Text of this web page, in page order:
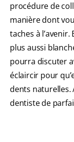
procédure de
manière dont
taches à
plus aussi
pourra discuter
éclaircir pour
dents naturelles.
dentiste de